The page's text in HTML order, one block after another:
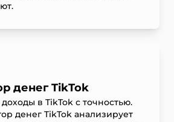
денег TikTok
в TikTok с точностью.
денег TikTok анализирует